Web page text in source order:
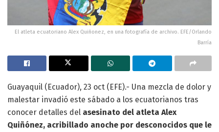
El atleta ecuatoriano Alex Quiñonez, en una fotografía de archivo. EFE/Orlando
Barría
Guayaquil (Ecuador), 23 oct (EFE).- Una mezcla de dolor y
malestar invadió este sábado a los ecuatorianos tras
conocer detalles del asesinato del atleta Alex
Quiñónez, acribillado anoche por desconocidos que le